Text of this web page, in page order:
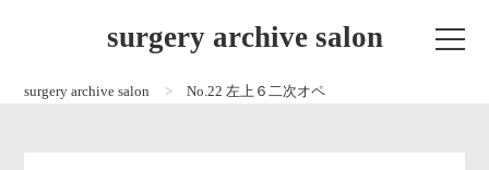
surgery archive salon
surgery archive salon No.22 左上６二次オペ